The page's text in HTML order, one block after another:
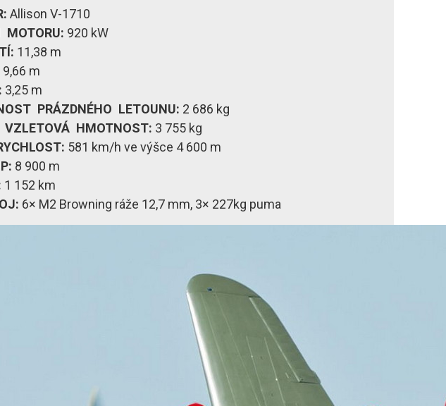
Allison V-1710
MOTORU: 920 kW
11,38 m
9,66 m
3,25 m
PRÁZDNÉHO LETOUNU: 2 686 kg
VZLETOVÁ HMOTNOST: 3 755 kg
581 km/h ve výšce 4 600 m
8 900 m
1 152 km
6× M2 Browning ráže 12,7 mm, 3× 227kg puma